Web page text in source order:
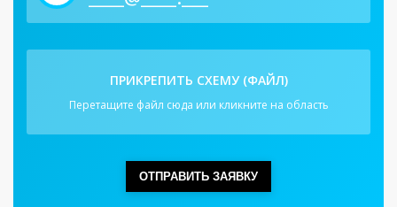
ПРИКРЕПИТЬ СХЕМУ (ФАЙЛ)
Перетащите файл сюда или кликните на область
ОТПРАВИТЬ ЗАЯВКУ